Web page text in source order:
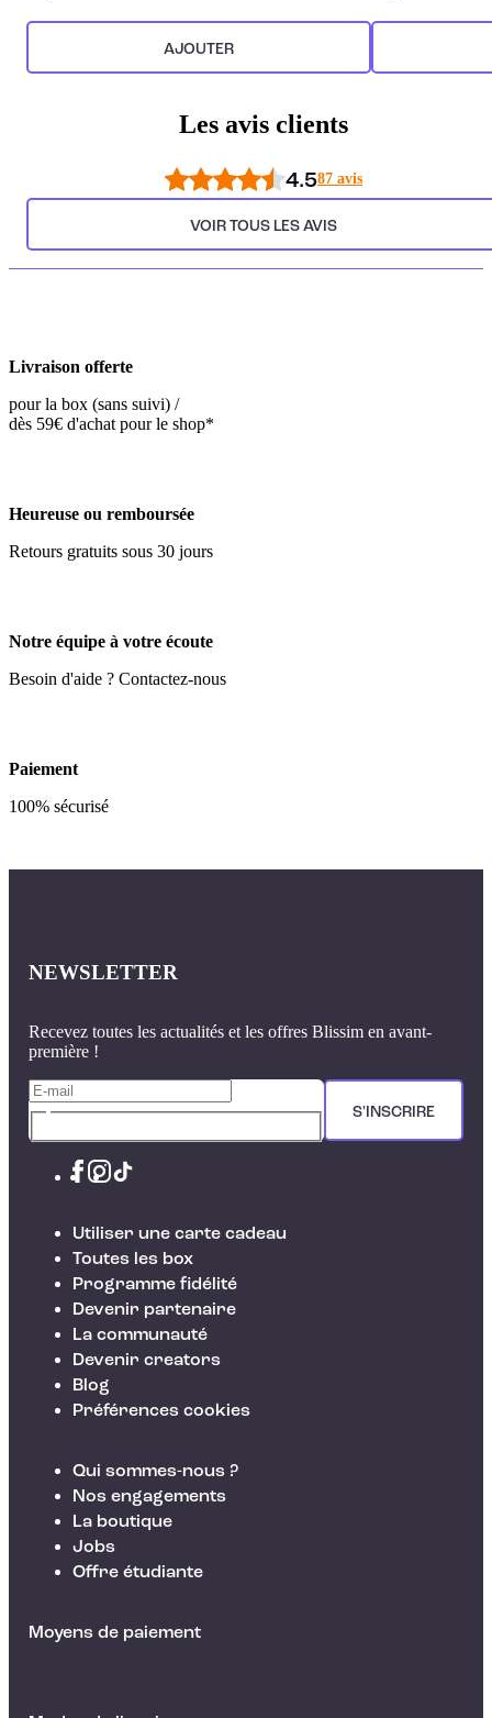
AJOUTER
Les avis clients
4.587 avis
VOIR TOUS LES AVIS
Livraison offerte
pour la box (sans suivi) /
dès 59€ d'achat pour le shop*
Heureuse ou remboursée
Retours gratuits sous 30 jours
Notre équipe à votre écoute
Besoin d'aide ? Contactez-nous
Paiement
100% sécurisé
NEWSLETTER
Recevez toutes les actualités et les offres Blissim en avant-
première !
S'INSCRIRE
Utiliser une carte cadeau
Toutes les box
Programme fidélité
Devenir partenaire
La communauté
Devenir creators
Blog
Préférences cookies
Qui sommes-nous ?
Nos engagements
La boutique
Jobs
Offre étudiante
Moyens de paiement